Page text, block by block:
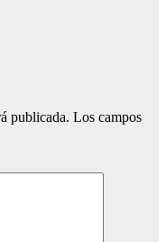
publicada. Los campos